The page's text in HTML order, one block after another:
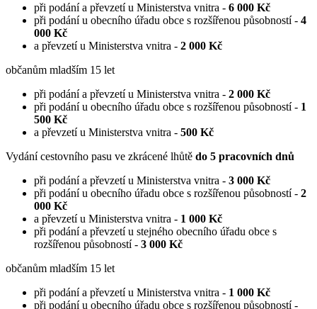
při podání a převzetí u Ministerstva vnitra - 6 000 Kč
při podání u obecního úřadu obce s rozšířenou působností - 4
000 Kč
a převzetí u Ministerstva vnitra - 2 000 Kč
občanům mladším 15 let
při podání a převzetí u Ministerstva vnitra - 2 000 Kč
při podání u obecního úřadu obce s rozšířenou působností - 1
500 Kč
a převzetí u Ministerstva vnitra - 500 Kč
Vydání cestovního pasu ve zkrácené lhůtě do 5 pracovních dnů
při podání a převzetí u Ministerstva vnitra - 3 000 Kč
při podání u obecního úřadu obce s rozšířenou působností - 2
000 Kč
a převzetí u Ministerstva vnitra - 1 000 Kč
při podání a převzetí u stejného obecního úřadu obce s
rozšířenou působností - 3 000 Kč
občanům mladším 15 let
při podání a převzetí u Ministerstva vnitra - 1 000 Kč
při podání u obecního úřadu obce s rozšířenou působností -